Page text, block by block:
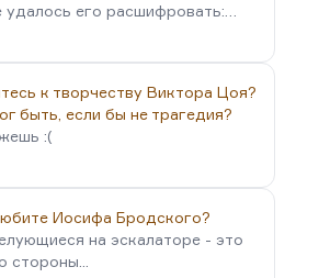
удалось его расшифровать:…
к творчеству Виктора Цоя?
быть, если бы не трагедия?
:(
Иосифа Бродского?
на эскалаторе - это
стороны...